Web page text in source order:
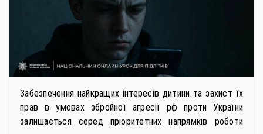
Забезпечення найкращих інтересів дитини та захист їх
прав в умовах збройної агресії рф проти України
залишається серед пріоритетних напрямків роботи